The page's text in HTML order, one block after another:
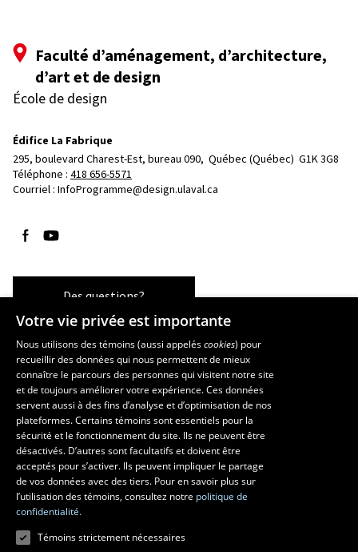
Faculté d’aménagement, d’architecture,
d’art et de design
École de design
Édifice La Fabrique
295, boulevard Charest-Est, bureau 090, Québec (Québec)  G1K 3G8
Téléphone : 418 656-5571
Courriel : InfoProgramme@design.ulaval.ca
Suivez-nous sur Facebook
Suivez-nous sur YouTube
Des questions?
Les écoles et la recherche
École d’architecture
École d’art
École supérieure d’aménagement du territoire et de développement
régional
Centre de recherche en aménagement et développement
Votre vie privée est importante
Nous utilisons des témoins (aussi appeléscookies) pour
recueillir des données qui nous permettent de mieux
connaître le parcours des personnes qui visitent notre site
et de toujours améliorer votre expérience. Ces données
servent aussi à des fins d’analyse et d’optimisation de nos
plateformes. Certains témoins sont essentiels pour la
sécurité et le fonctionnement du site. Ils ne peuvent être
désactivés. D’autres sont facultatifs et doivent être
acceptés pour s’activer. Ils peuvent impliquer le partage
de vos données avec des tiers. Pour en savoir plus sur
l’utilisation des témoins, consultez notre politique de
confidentialité.
Témoins strictement nécessaires